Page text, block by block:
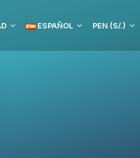
ESPAÑOL PEN (S/.)